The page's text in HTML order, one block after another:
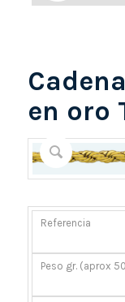
en oro
REFERENCIA